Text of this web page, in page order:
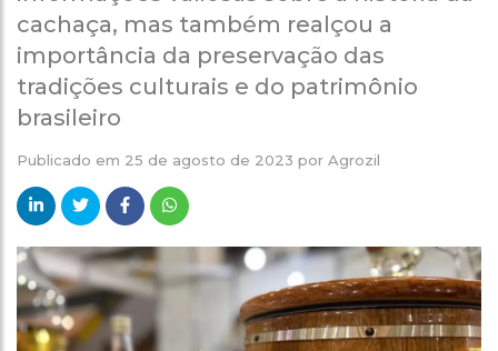
cachaça, mas também realçou a
importância da preservação das
tradições culturais e do patrimônio
brasileiro
Publicado em 25 de agosto de 2023 por Agrozil